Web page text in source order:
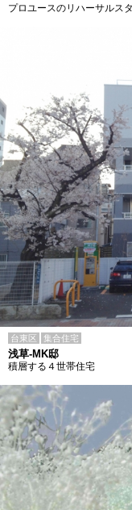
プロユースのリハーサルス
台東区 集合住宅
浅草-MK邸
積層する４世帯住宅